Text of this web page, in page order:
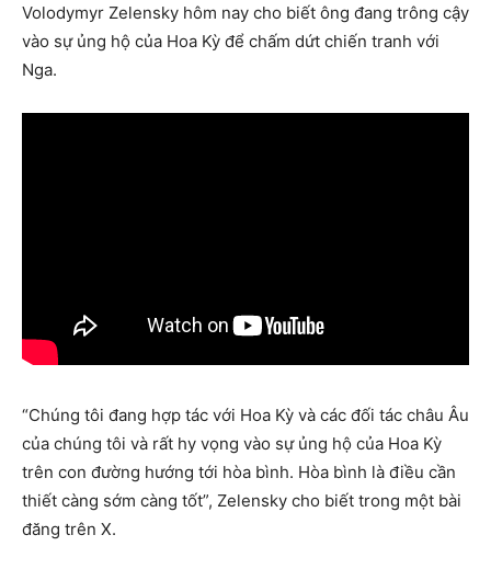
Volodymyr Zelensky hôm nay cho biết ông đang trông cậy
vào sự ủng hộ của Hoa Kỳ để chấm dứt chiến tranh với
Nga.
“Chúng tôi đang hợp tác với Hoa Kỳ và các đối tác châu Âu
của chúng tôi và rất hy vọng vào sự ủng hộ của Hoa Kỳ
trên con đường hướng tới hòa bình. Hòa bình là điều cần
thiết càng sớm càng tốt”, Zelensky cho biết trong một bài
đăng trên X.